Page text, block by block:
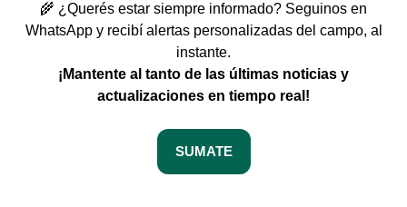
🌾 ¿Querés estar siempre informado? Seguinos en
WhatsApp y recibí alertas personalizadas del campo, al
instante.
¡Mantente al tanto de las últimas noticias y
actualizaciones en tiempo real!
SUMATE